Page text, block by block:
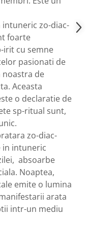
intuneric zo-diac-
foarte
irit cu semne
pasionati de
noastra de
Aceasta
o declaratie de
sp-ritual sunt,
zo-diac-
in intuneric
absoarbe
Noaptea,
emite o lumina
arata
intr-un mediu